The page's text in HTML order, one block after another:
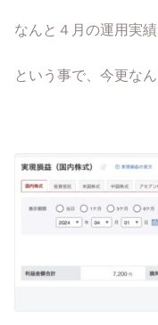
なんと４月の運用実
という事で、今更な